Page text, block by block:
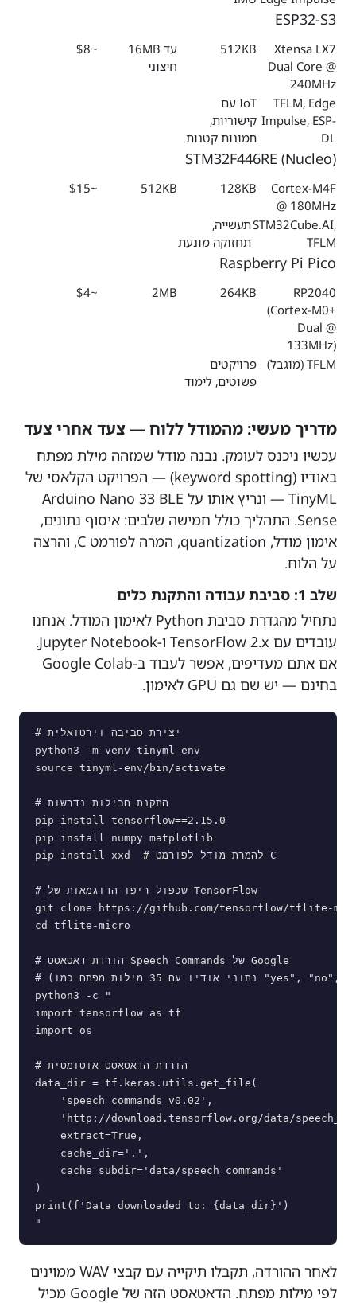
ESP32-S3
Xtensa LX7
Dual Core @
240MHz
512KB
עד 16MB
חיצוני
~$8
TFLM, Edge
Impulse, ESP-
DL
IoT עם
קישוריות,
תמונות קטנות
STM32F446RE (Nucleo)
Cortex-M4F
@ 180MHz
128KB
512KB
~$15
STM32Cube.AI,
TFLM
תעשייה,
תחזוקה מונעת
Raspberry Pi Pico
RP2040
(Cortex-M0+
Dual @
133MHz)
264KB
2MB
~$4
TFLM (מוגבל)
פרויקטים
פשוטים, לימוד
מדריך מעשי: מהמודל ללוח — צעד אחרי צעד
עכשיו ניכנס לעומק. נבנה מודל שמזהה מילת מפתח
באודיו (keyword spotting) — הפרויקט הקלאסי של
TinyML — ונריץ אותו על Arduino Nano 33 BLE
Sense. התהליך כולל חמישה שלבים: איסוף נתונים,
אימון מודל, quantization, המרה לפורמט C, והרצה
על הלוח.
שלב 1: סביבת עבודה והתקנת כלים
נתחיל מהגדרת סביבת Python לאימון המודל. אנחנו
עובדים עם TensorFlow 2.x ו-Jupyter Notebook.
אם אתם מעדיפים, אפשר לעבוד ב-Google Colab
בחינם — יש שם גם GPU לאימון.
# יצירת סביבה וירטואלית
python3 -m venv tinyml-env
source tinyml-env/bin/activate
# התקנת חבילות נדרשות
pip install tensorflow==2.15.0
pip install numpy matplotlib
pip install xxd  # להמרת מודל לפורמט C
# שכפול ריפו הדוגמאות של TensorFlow
git clone https://github.com/tensorflow/tflite-
cd tflite-micro
# הורדת דאטאסט Speech Commands של Google
# (נתוני אודיו עם 35 מילות מפתח כמו "yes", "no", "up", "down")
python3 -c "
import tensorflow as tf
import os
# הורדת הדאטאסט אוטומטית
data_dir = tf.keras.utils.get_file(
    'speech_commands_v0.02',
'http://download.tensorflow.org/data/
    extract=True,
    cache_dir='.',
    cache_subdir='data/speech_commands'
)
print(f'Data downloaded to: {data_dir}')
לאחר ההורדה, תקבלו תיקייה עם קבצי WAV ממוינים
לפי מילות מפתח. הדאטאסט הזה של Google מכיל